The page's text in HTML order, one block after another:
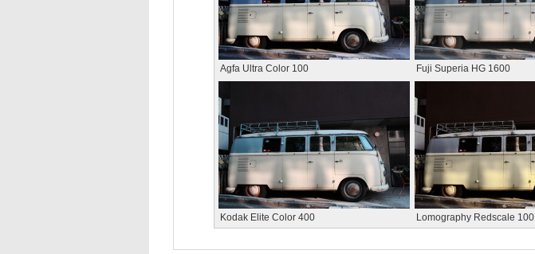
Agfa Ultra Color 100 Fuji Superia HG 1600
Kodak Elite Color 400 Lomography Redscale 100